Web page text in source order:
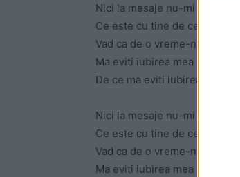
Nici la mesaje nu-mi mai
Ce este cu tine de ce te
Vad ca de o vreme-ncoa
Ma eviti iubirea mea
De ce ma eviti iubirea mea
Nici la mesaje nu-mi mai
Ce este cu tine de ce te
Vad ca de o vreme-ncoa
Ma eviti iubirea mea